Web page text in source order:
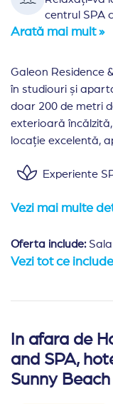
Galeon Residence
în studiouri și
doar 200 de metri
exterioară
locație excelentă,
Experiente
Vezi mai multe
Oferta include:Sala
Vezi tot ce
centrul SPA
Arată mai mult »
Amplasare:
Cazare:
In afara de
and SPA,
Sunny